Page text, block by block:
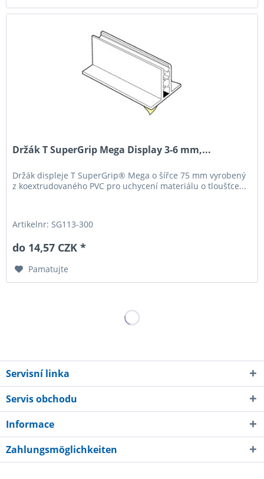
Držák T SuperGrip Mega Display 3-6 mm,...
Držák displeje T SuperGrip® Mega o šířce 75 mm vyrobený
z koextrudovaného PVC pro uchycení materiálu o tloušťce...
Artikelnr: SG113-300
do 14,57 CZK *
Pamatujte
Servisní linka
Servis obchodu
Informace
Zahlungsmöglichkeiten